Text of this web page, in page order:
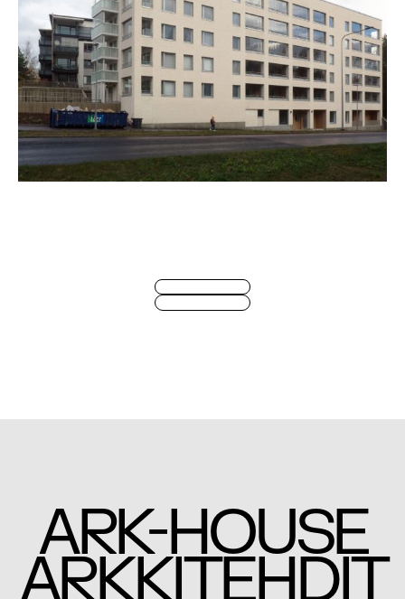
ARK-HOUSE
ARKKITEHDIT